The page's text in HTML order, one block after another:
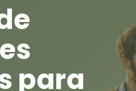
para